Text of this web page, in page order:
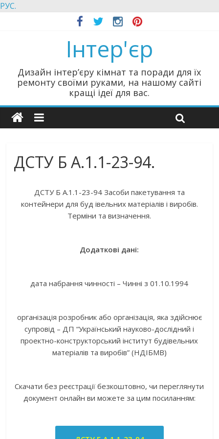
РУС.
Інтер'єр
Дизайн інтер’єру кімнат та поради для їх
ремонту своїми руками, на нашому сайті
кращі ідеї для вас.
ДСТУ Б А.1.1-23-94.
ДСТУ Б А.1.1-23-94 Засоби пакетування та
контейнери для буд івельних матеріалів і виробів.
Терміни та визначення.
Додаткові дані:
дата набрання чинності – Чинні з 01.10.1994
організація розробник або організація, яка здійснює
супровід – ДП “Український науково-дослідний і
проектно-конструкторський інститут будівельних
матеріалів та виробів” (НДІБМВ)
Скачати без реєстрації безкоштовно, чи переглянути
документ онлайн ви можете за цим посиланням: